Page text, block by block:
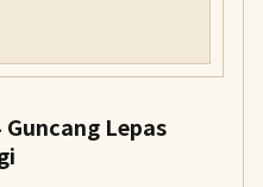
Lepas